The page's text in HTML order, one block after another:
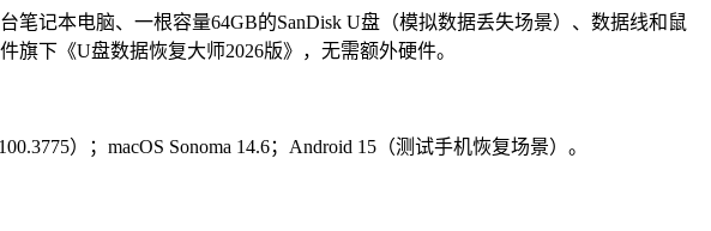
笔记本电脑、一根容量64GB的SanDisk U盘（模拟数据丢失场景）、数据线和鼠
旗下《U盘数据恢复大师2026版》，无需额外硬件。
）；macOS Sonoma 14.6；Android 15（测试手机恢复场景）。